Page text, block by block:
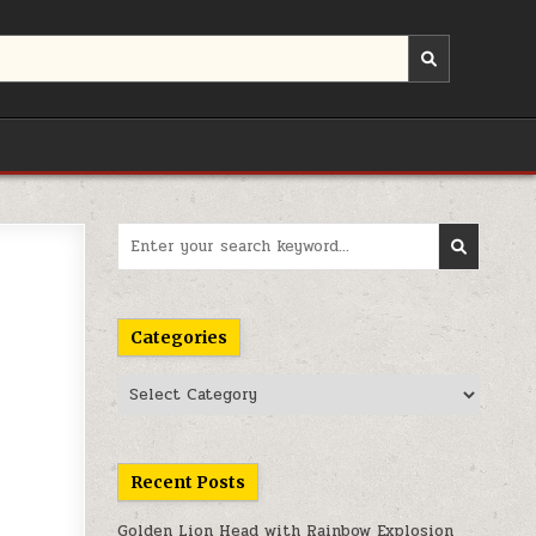
for:
Categories
Categories
Recent Posts
Golden Lion Head with Rainbow Explosion